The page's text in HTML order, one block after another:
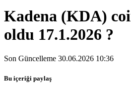
Kadena (KDA)
oldu 17.1.2026 ?
Son Güncelleme 30.06.2026 10:36
Bu içeriği paylaş